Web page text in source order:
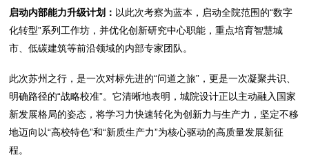
启动内部能力升级计划： 以此次考察为蓝本，启动全院范围的“数字
化转型”系列工作坊，并优化创新研究中心职能，重点培育智慧城
市、低碳建筑等前沿领域的内部专家团队。
此次苏州之行，是一次对标先进的“问道之旅”，更是一次凝聚共识、
明确路径的“战略校准”。它清晰地表明，城院设计正以主动融入国家
新发展格局的姿态，将学习力快速转化为创新力与生产力，坚定不移
地迈向以“高校特色”和“新质生产力”为核心驱动的高质量发展新征
程。